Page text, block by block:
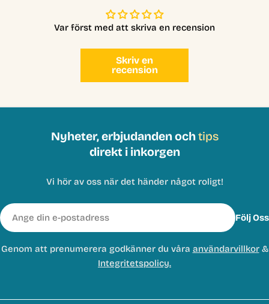
Var först med att skriva en recension
Skriv en
recension
Nyheter, erbjudanden ochtips
direkt i inkorgen
Vi hör av oss när det händer något roligt!
E-
post
Följ Oss
Genom att prenumerera godkänner du våra användarvillkor&
Integritetspolicy.